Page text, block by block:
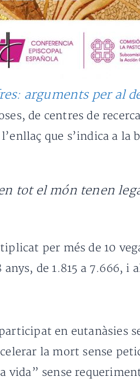
arguments per al
de centres de
que s’indica a la
tot el món tenen
per més de 10
de 1.815 a 7.666, i
en eutanàsies
la mort sense
vida” sense